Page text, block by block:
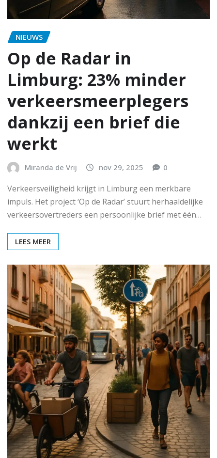
NIEUWS
Op de Radar in
Limburg: 23% minder
verkeersmeerplegers
dankzij een brief die
werkt
Miranda de Vrij nov 29, 2025 0
Verkeersveiligheid krijgt in Limburg een merkbare
impuls. Het project ‘Op de Radar’ stuurt herhaaldelijke
verkeersovertreders een persoonlijke brief met één…
LEES MEER